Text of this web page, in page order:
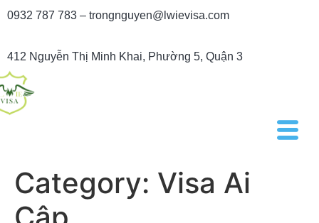
0932 787 783 – trongnguyen@lwievisa.com
412 Nguyễn Thị Minh Khai, Phường 5, Quận 3
Category: Visa Ai